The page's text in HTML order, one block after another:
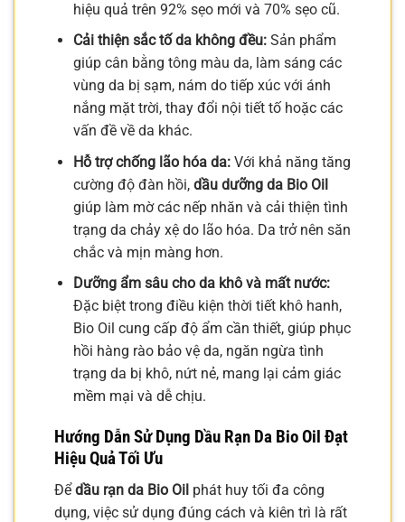
hiệu quả trên 92% sẹo mới và 70% sẹo cũ.
Cải thiện sắc tố da không đều:Sản phẩm
giúp cân bằng tông màu da, làm sáng các
vùng da bị sạm, nám do tiếp xúc với ánh
nắng mặt trời, thay đổi nội tiết tố hoặc các
vấn đề về da khác.
Hỗ trợ chống lão hóa da:Với khả năng tăng
cường độ đàn hồi, dầu dưỡng da Bio Oil
giúp làm mờ các nếp nhăn và cải thiện tình
trạng da chảy xệ do lão hóa. Da trở nên săn
chắc và mịn màng hơn.
Dưỡng ẩm sâu cho da khô và mất nước:
Đặc biệt trong điều kiện thời tiết khô hanh,
Bio Oil cung cấp độ ẩm cần thiết, giúp phục
hồi hàng rào bảo vệ da, ngăn ngừa tình
trạng da bị khô, nứt nẻ, mang lại cảm giác
mềm mại và dễ chịu.
Hướng Dẫn Sử Dụng Dầu Rạn Da Bio Oil Đạt
Hiệu Quả Tối Ưu
Đểdầu rạn da Bio Oil phát huy tối đa công
dụng, việc sử dụng đúng cách và kiên trì là rất